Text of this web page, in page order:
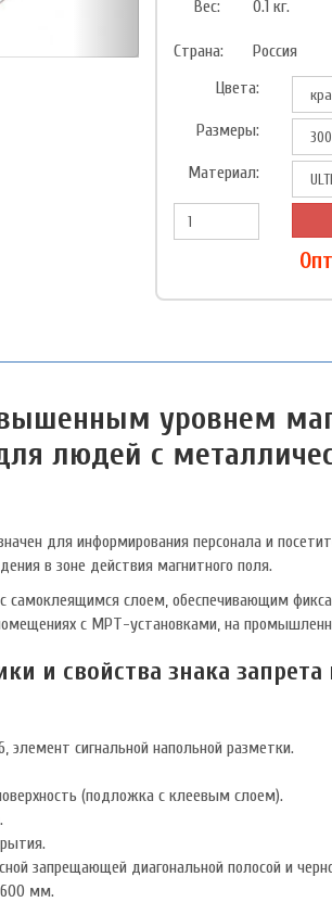
Вес: 0.1 кг.
Страна:
Россия
Цвета:
Размеры:
Материал:
уровнем
людей с
для информирования персонала и
в зоне действия магнитного поля.
самоклеящимся слоем, обеспечивающим
с МРТ-установками, на
и свойства знака
элемент сигнальной напольной разметки.
(подложка с клеевым слоем).
запрещающей диагональной полосой и
мм.